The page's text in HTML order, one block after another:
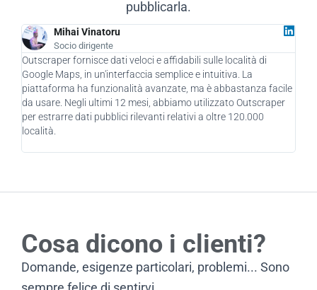
pubblicarla.
Mihai Vinatoru
Socio dirigente
Outscraper fornisce dati veloci e affidabili sulle località di
Google Maps, in un'interfaccia semplice e intuitiva. La
piattaforma ha funzionalità avanzate, ma è abbastanza facile
da usare. Negli ultimi 12 mesi, abbiamo utilizzato Outscraper
per estrarre dati pubblici rilevanti relativi a oltre 120.000
località.
Cosa dicono i clienti?
Domande, esigenze particolari, problemi... Sono